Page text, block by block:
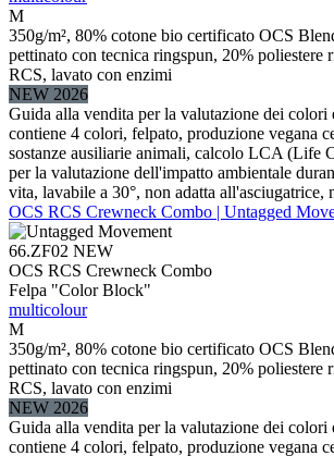
M
350g/m², 80% cotone bio certificato OCS
pettinato con tecnica ringspun, 20% poliestere
RCS, lavato con enzimi
NEW 2026
Guida alla vendita per la valutazione dei colori
contiene 4 colori, felpato, produzione vegana
sostanze ausiliarie animali, calcolo LCA (Life
per la valutazione dell'impatto ambientale
vita, lavabile a 30°, non adatta all'asciugatrice,
OCS RCS Crewneck Combo | Untagged
66.ZF02 NEW
OCS RCS Crewneck Combo
Felpa "Color Block"
multicolour
M
350g/m², 80% cotone bio certificato OCS
pettinato con tecnica ringspun, 20% poliestere
RCS, lavato con enzimi
NEW 2026
Guida alla vendita per la valutazione dei colori
contiene 4 colori, felpato, produzione vegana